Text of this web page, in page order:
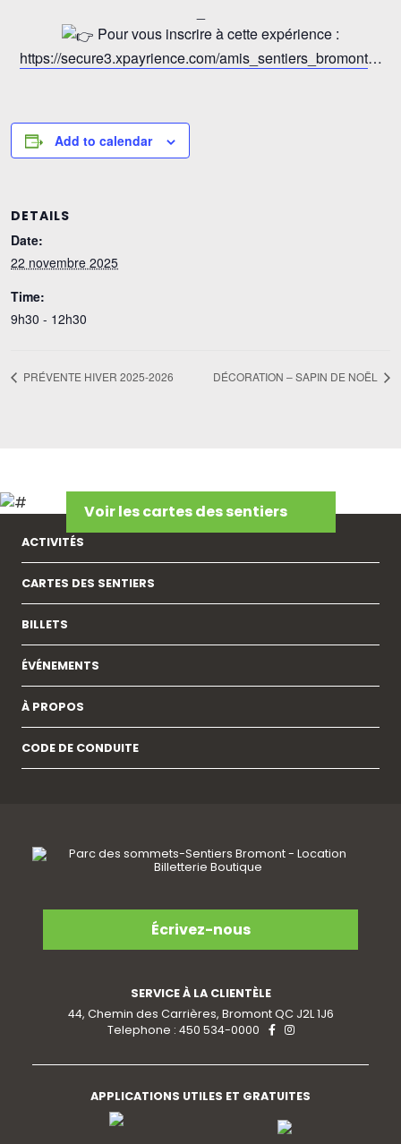
Pour vous inscrire à cette expérience :
https://secure3.xpayrience.com/amis_sentiers_bromont…
Add to calendar
DETAILS
Date:
22 novembre 2025
Time:
9h30 - 12h30
PRÉVENTE HIVER 2025-2026 DÉCORATION – SAPIN DE NOËL
Voir les cartes des sentiers
ACTIVITÉS
CARTES DES SENTIERS
BILLETS
ÉVÉNEMENTS
À PROPOS
CODE DE CONDUITE
Écrivez-nous
SERVICE À LA CLIENTÈLE
44, Chemin des Carrières, Bromont QC J2L 1J6
Telephone : 450 534-0000
APPLICATIONS UTILES ET GRATUITES